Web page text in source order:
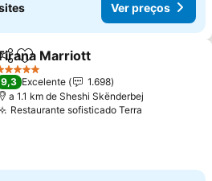
Ver preços
PartilharAdicionar aos favoritos
Marriott
Estrelas
9,3 Excelente
1.698
a 1.1 km de Sheshi Skënderbej
Restaurante sofisticado Terra